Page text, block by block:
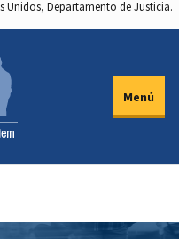
Unidos, Departamento de Justicia.
Menú